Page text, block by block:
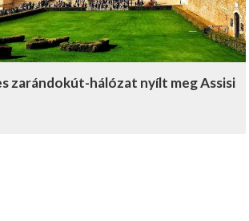
zarándokút-hálózat nyílt meg Assisi